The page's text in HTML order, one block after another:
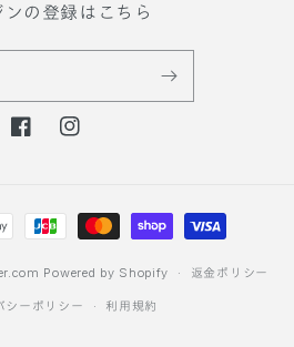
ンの登録はこちら
F
e
b
k
I
t
a
a
Powered by Shopify 返金ポリシー
シーポリシー 利用規約